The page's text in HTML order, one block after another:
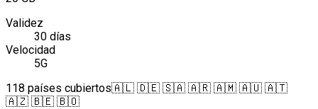
Validez
30 días
Velocidad
5G
118 países cubiertos🇦🇱 🇩🇪 🇸🇦 🇦🇷 🇦🇲 🇦🇺 🇦🇹
🇦🇿 🇧🇪 🇧🇴